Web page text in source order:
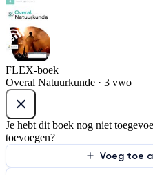
FLEX-boek
Overal Natuurkunde · 3 vwo
Je hebt dit boek nog niet
toevoegen?
Voeg toe